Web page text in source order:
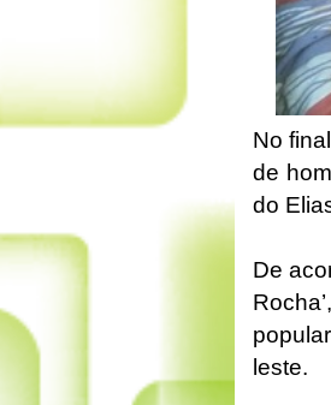
No
de
do
De
leste.